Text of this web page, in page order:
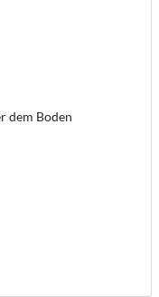
dem Boden